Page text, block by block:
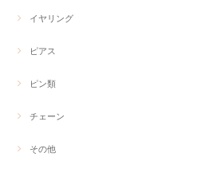
イヤリング
ピアス
ピン類
チェーン
その他